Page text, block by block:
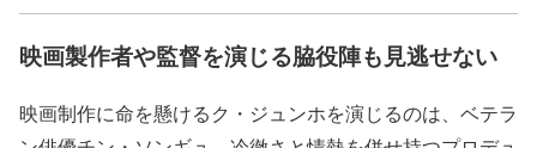
映画製作者や監督を演じる脇役陣も見逃せない
映画制作に命を懸けるク・ジュンホを演じるのは、ベテラ